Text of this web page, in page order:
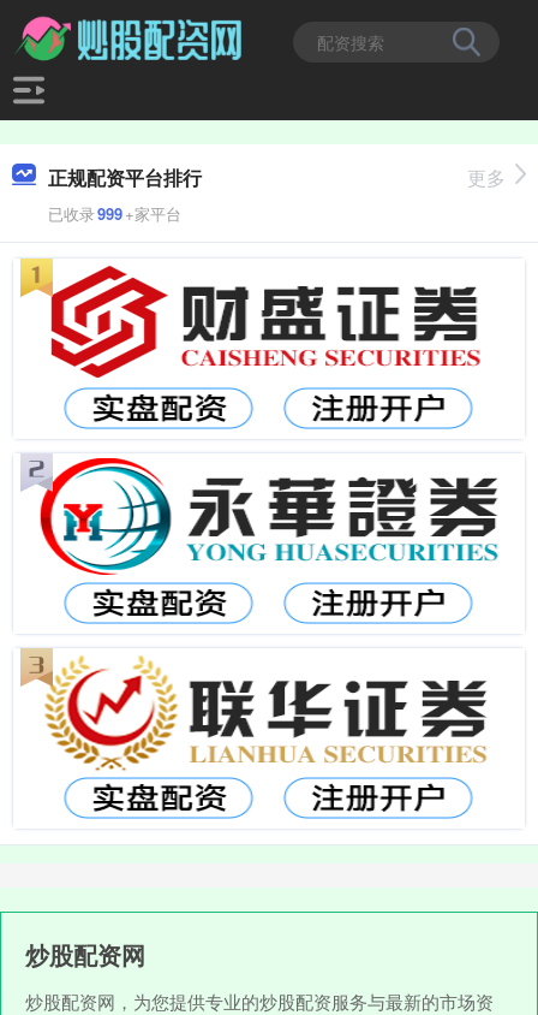
正规配资平台排行
已收录999+家平台
更多
炒股配资网
炒股配资网，为您提供专业的炒股配资服务与最新的市场资